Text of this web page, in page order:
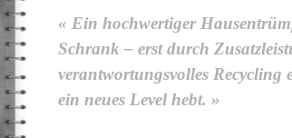
« Ein hochwertiger
Schrank – erst durch
verantwortungsvolles
ein neues Level hebt. »